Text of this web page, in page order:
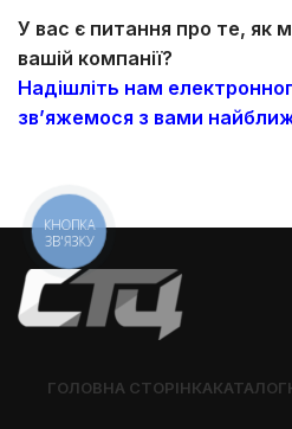
У вас є питання про те,
вашій компанії?
Надішліть нам
зв’яжемося з вами
ГОЛОВНА СТОРІНКАКАТАЛОГ
КНОПКА
ЗВ'ЯЗКУ